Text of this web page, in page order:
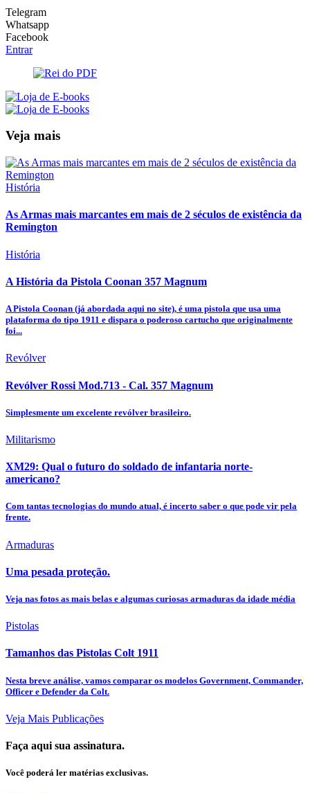
Telegram
Whatsapp
Facebook
Entrar
Veja mais
História
As Armas mais marcantes em mais de 2 séculos de existência da
Remington
História
A História da Pistola Coonan 357 Magnum
A Pistola Coonan (já abordada aqui no site), é uma pistola que usa uma
plataforma do tipo 1911 e dispara o poderoso cartucho que originalmente
foi...
Revólver
Revólver Rossi Mod.713 - Cal. 357 Magnum
Simplesmente um excelente revólver brasileiro.
Militarismo
XM29: Qual o futuro do soldado de infantaria norte-
americano?
Com tantas tecnologias do mundo atual, é incerto saber o que pode vir pela
frente.
Armaduras
Uma pesada proteção.
Veja nas fotos as mais belas e algumas curiosas armaduras da idade média
Pistolas
Tamanhos das Pistolas Colt 1911
Nesta breve análise, vamos comparar os modelos Government, Commander,
Officer e Defender da Colt.
Veja Mais Publicações
Faça aqui sua assinatura.
Você poderá ler matérias exclusivas.